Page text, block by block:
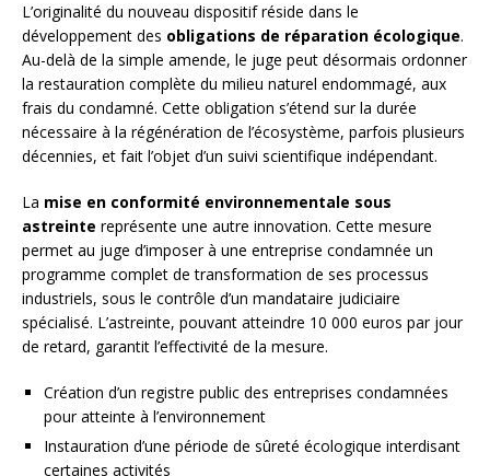
L’originalité du nouveau dispositif réside dans le
développement des obligations de réparation écologique.
Au-delà de la simple amende, le juge peut désormais ordonner
la restauration complète du milieu naturel endommagé, aux
frais du condamné. Cette obligation s’étend sur la durée
nécessaire à la régénération de l’écosystème, parfois plusieurs
décennies, et fait l’objet d’un suivi scientifique indépendant.
La mise en conformité environnementale sous
astreinte représente une autre innovation. Cette mesure
permet au juge d’imposer à une entreprise condamnée un
programme complet de transformation de ses processus
industriels, sous le contrôle d’un mandataire judiciaire
spécialisé. L’astreinte, pouvant atteindre 10 000 euros par jour
de retard, garantit l’effectivité de la mesure.
Création d’un registre public des entreprises condamnées
pour atteinte à l’environnement
Instauration d’une période de sûreté écologique interdisant
certaines activités